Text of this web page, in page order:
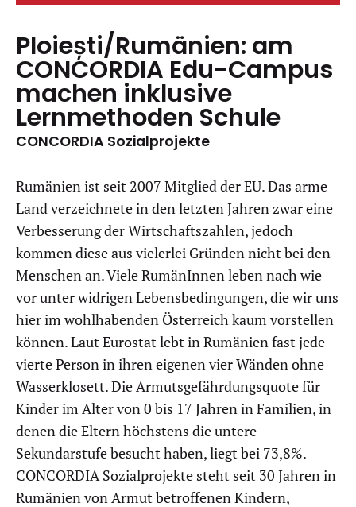
Ploiești/Rumänien: am
CONCORDIA Edu-Campus
machen inklusive
Lernmethoden Schule
CONCORDIA Sozialprojekte
Rumänien ist seit 2007 Mitglied der EU. Das arme
Land verzeichnete in den letzten Jahren zwar eine
Verbesserung der Wirtschaftszahlen, jedoch
kommen diese aus vielerlei Gründen nicht bei den
Menschen an. Viele RumänInnen leben nach wie
vor unter widrigen Lebensbedingungen, die wir uns
hier im wohlhabenden Österreich kaum vorstellen
können. Laut Eurostat lebt in Rumänien fast jede
vierte Person in ihren eigenen vier Wänden ohne
Wasserklosett. Die Armutsgefährdungsquote für
Kinder im Alter von 0 bis 17 Jahren in Familien, in
denen die Eltern höchstens die untere
Sekundarstufe besucht haben, liegt bei 73,8%.
CONCORDIA Sozialprojekte steht seit 30 Jahren in
Rumänien von Armut betroffenen Kindern,